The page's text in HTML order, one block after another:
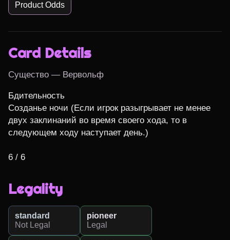
Product Odds
Card Details
Существо — Вервольф
Бдительность
Созданье ночи (Если игрок разыгрывает не менее
двух заклинаний во время своего хода, то в
следующем ходу наступает день.)
6 / 6
Legality
standard
Not Legal
pioneer
Legal